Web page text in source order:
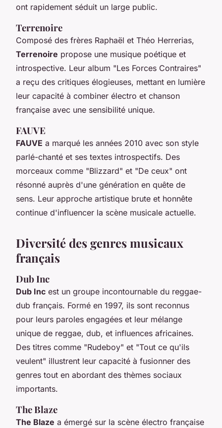
ont rapidement séduit un large public.
Terrenoire
Composé des frères Raphaël et Théo Herrerias,
Terrenoire propose une musique poétique et
introspective. Leur album "Les Forces Contraires"
a reçu des critiques élogieuses, mettant en lumière
leur capacité à combiner électro et chanson
française avec une sensibilité unique.
FAUVE
FAUVE a marqué les années 2010 avec son style
parlé-chanté et ses textes introspectifs. Des
morceaux comme "Blizzard" et "De ceux" ont
résonné auprès d'une génération en quête de
sens. Leur approche artistique brute et honnête
continue d'influencer la scène musicale actuelle.
Diversité des genres musicaux
français
Dub Inc
Dub Inc est un groupe incontournable du reggae-
dub français. Formé en 1997, ils sont reconnus
pour leurs paroles engagées et leur mélange
unique de reggae, dub, et influences africaines.
Des titres comme "Rudeboy" et "Tout ce qu'ils
veulent" illustrent leur capacité à fusionner des
genres tout en abordant des thèmes sociaux
importants.
The Blaze
The Blaze a émergé sur la scène électro française